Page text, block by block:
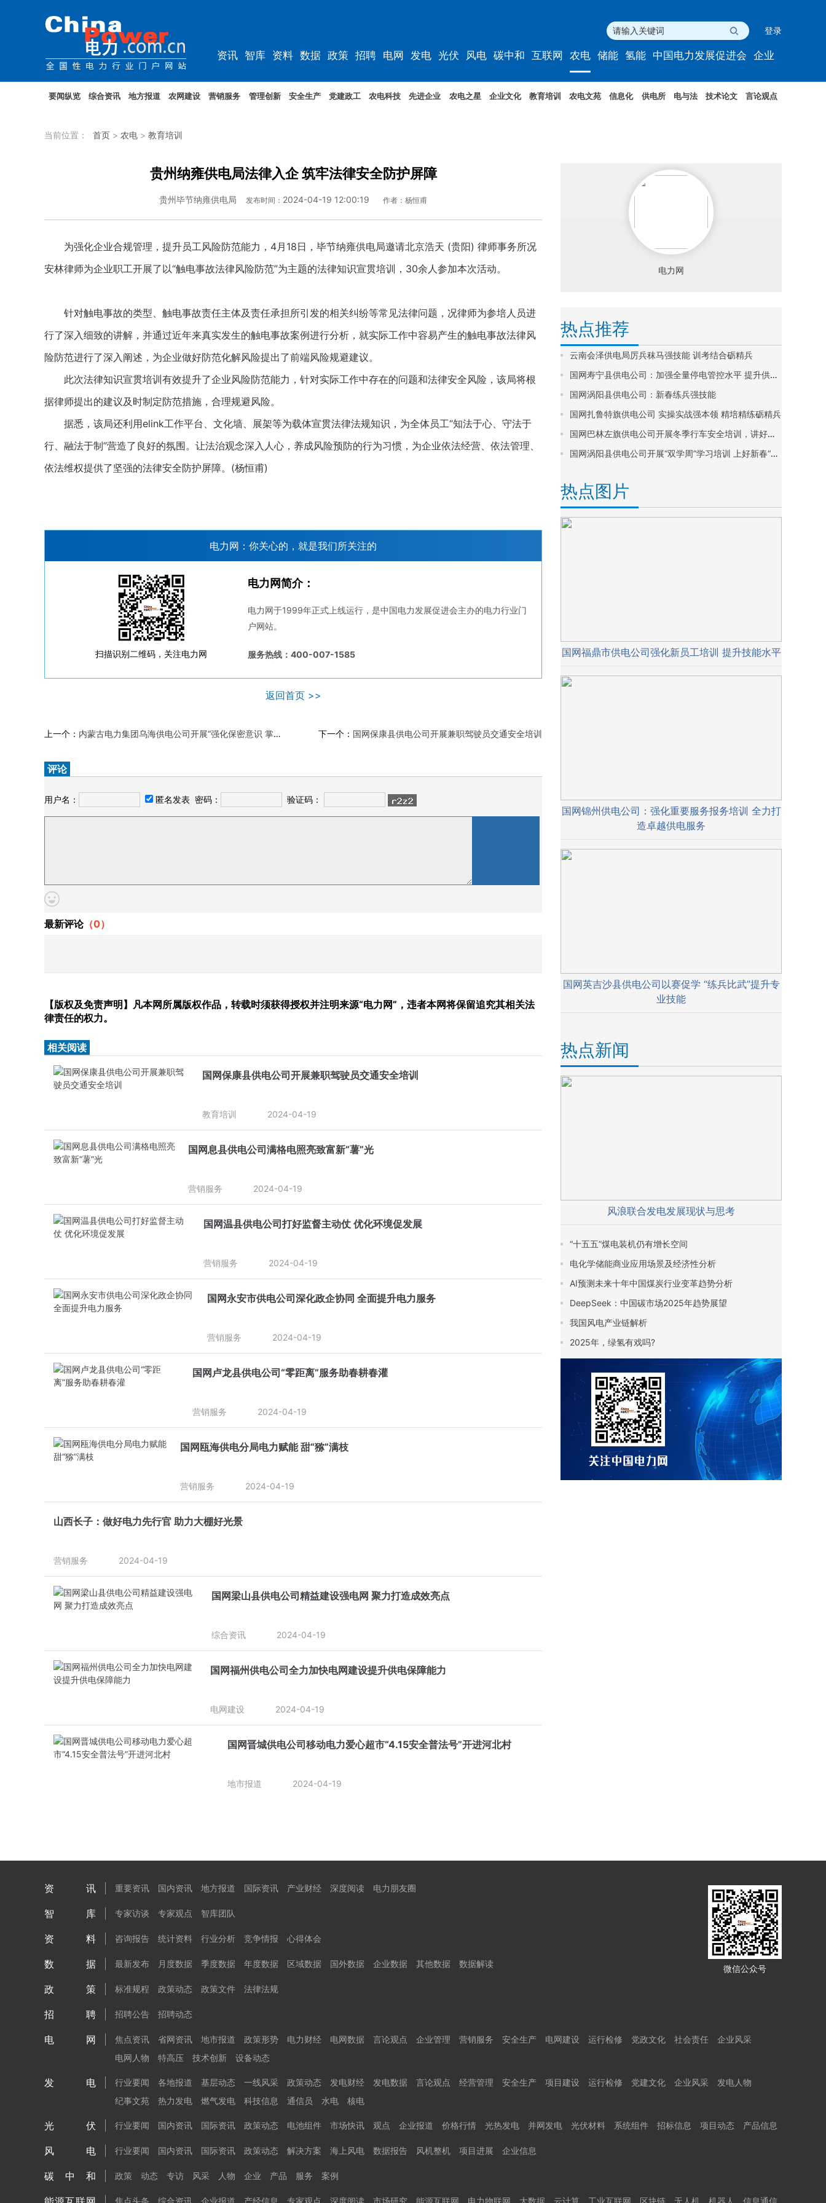
登录
资讯 智库 资料 数据 政策 招聘 电网 发电 光伏 风电 碳中和 互联网 农电 储能 氢能 中国电力发展促进会 企业
要闻纵览 综合资讯 地方报道 农网建设 营销服务 管理创新 安全生产 党建政工 农电科技 先进企业 农电之星 企业文化 教育培训 农电文苑 信息化 供电所 电与法 技术论文 言论观点
当前位置： 首页 > 农电 > 教育培训
贵州纳雍供电局法律入企 筑牢法律安全防护屏障
贵州毕节纳雍供电局 发布时间： 2024-04-19 12:00:19 作者：杨恒甫
为强化企业合规管理，提升员工风险防范能力，4月18日，毕节纳雍供电局邀请北京浩天 (贵阳) 律师事务所况
安林律师为企业职工开展了以“触电事故法律风险防范”为主题的法律知识宣贯培训，30余人参加本次活动。
针对触电事故的类型、触电事故责任主体及责任承担所引发的相关纠纷等常见法律问题，况律师为参培人员进
行了深入细致的讲解，并通过近年来真实发生的触电事故案例进行分析，就实际工作中容易产生的触电事故法律风
险防范进行了深入阐述，为企业做好防范化解风险提出了前端风险规避建议。
此次法律知识宣贯培训有效提升了企业风险防范能力，针对实际工作中存在的问题和法律安全风险，该局将根
据律师提出的建议及时制定防范措施，合理规避风险。
据悉，该局还利用elink工作平台、文化墙、展架等为载体宣贯法律法规知识，为全体员工“知法于心、守法于
行、融法于制”营造了良好的氛围。让法治观念深入人心，养成风险预防的行为习惯，为企业依法经营、依法管理、
依法维权提供了坚强的法律安全防护屏障。(杨恒甫)
电力网：你关心的，就是我们所关注的
扫描识别二维码，关注电力网
电力网简介：
电力网于1999年正式上线运行，是中国电力发展促进会主办的电力行业门
户网站。
服务热线：400-007-1585
返回首页 >>
上一个： 内蒙古电力集团乌海供电公司开展“强化保密意识 掌握保密知识”主题教育 下一个： 国网保康县供电公司开展兼职驾驶员交通安全培训
评论
用户名： 匿名发表 密码： 验证码：
最新评论（0）
【版权及免责声明】凡本网所属版权作品，转载时须获得授权并注明来源“电力网”，违者本网将保留追究其相关法
律责任的权力。
相关阅读
国网保康县供电公司开展兼职驾驶员交通安全培训
教育培训 2024-04-19
国网息县供电公司满格电照亮致富新“薯”光
营销服务 2024-04-19
国网温县供电公司打好监督主动仗 优化环境促发展
营销服务 2024-04-19
国网永安市供电公司深化政企协同 全面提升电力服务
营销服务 2024-04-19
国网卢龙县供电公司“零距离”服务助春耕春灌
营销服务 2024-04-19
国网瓯海供电分局电力赋能 甜“猕”满枝
营销服务 2024-04-19
山西长子：做好电力先行官 助力大棚好光景
营销服务 2024-04-19
国网梁山县供电公司精益建设强电网 聚力打造成效亮点
综合资讯 2024-04-19
国网福州供电公司全力加快电网建设提升供电保障能力
电网建设 2024-04-19
国网晋城供电公司移动电力爱心超市“4.15安全普法号”开进河北村
地市报道 2024-04-19
电力网
热点推荐
云南会泽供电局厉兵秣马强技能 训考结合砺精兵
国网寿宁县供电公司：加强全量停电管控水平 提升供电可靠性
国网涡阳县供电公司：新春练兵强技能
国网扎鲁特旗供电公司 实操实战强本领 精培精练砺精兵
国网巴林左旗供电公司开展冬季行车安全培训，讲好车辆“安全第一课”
国网涡阳县供电公司开展“双学周”学习培训 上好新春“第一课”
热点图片
国网福鼎市供电公司强化新员工培训 提升技能水平
国网锦州供电公司：强化重要服务报务培训 全力打
造卓越供电服务
国网英吉沙县供电公司以赛促学 “练兵比武”提升专
业技能
热点新闻
风浪联合发电发展现状与思考
“十五五”煤电装机仍有增长空间
电化学储能商业应用场景及经济性分析
AI预测未来十年中国煤炭行业变革趋势分析
DeepSeek：中国碳市场2025年趋势展望
我国风电产业链解析
2025年，绿氢有戏吗?
微信公众号
资讯 重要资讯 国内资讯 地方报道 国际资讯 产业财经 深度阅读 电力朋友圈
智库 专家访谈 专家观点 智库团队
资料 咨询报告 统计资料 行业分析 竞争情报 心得体会
数据 最新发布 月度数据 季度数据 年度数据 区域数据 国外数据 企业数据 其他数据 数据解读
政策 标准规程 政策动态 政策文件 法律法规
招聘 招聘公告 招聘动态
电网 焦点资讯 省网资讯 地市报道 政策形势 电力财经 电网数据 言论观点 企业管理 营销服务 安全生产 电网建设 运行检修 党政文化 社会责任
企业风采
电网人物
特高压 技术创新 设备动态
发电 行业要闻 各地报道 基层动态 一线风采 政策动态 发电财经 发电数据 言论观点 经营管理 安全生产 项目建设 运行检修 党建文化 企业风采
发电人物
纪事文苑
热力发电 燃气发电 科技信息 通信员 水电 核电
光伏 行业要闻 国内资讯 国际资讯 政策动态 电池组件 市场快讯 观点 企业报道 价格行情 光热发电 并网发电 光伏材料 系统组件 招标信息 项目动态 产品信息
风电 行业要闻 国内资讯 国际资讯 政策动态 解决方案 海上风电 数据报告 风机整机 项目进展 企业信息
碳中和 政策 动态 专访 风采 人物 企业 产品 服务 案例
焦点头条 综合资讯 企业报道 产经信息 专家观点 深度阅读 市场研究 能源互联网 电力物联网 大数据 云计算 工业互联网 区块链 无人机 机器人 信息通信